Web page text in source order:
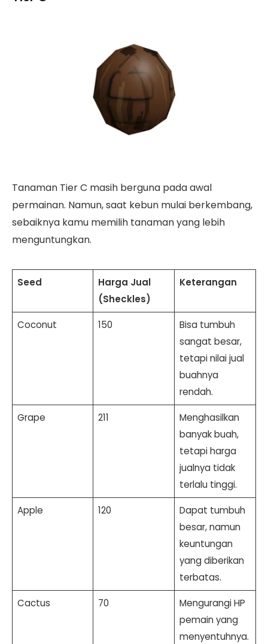
Tanaman Tier C masih berguna pada awal
permainan. Namun, saat kebun mulai berkembang,
sebaiknya kamu memilih tanaman yang lebih
menguntungkan.
Seed
Harga Jual
(Sheckles)
Keterangan
Coconut 150
Bisa tumbuh
sangat besar,
tetapi nilai jual
buahnya
rendah.
Grape 211
Menghasilkan
banyak buah,
tetapi harga
jualnya tidak
terlalu tinggi.
Apple 120
Dapat tumbuh
besar, namun
keuntungan
yang diberikan
terbatas.
Cactus 70
Mengurangi HP
pemain yang
menyentuhnya.